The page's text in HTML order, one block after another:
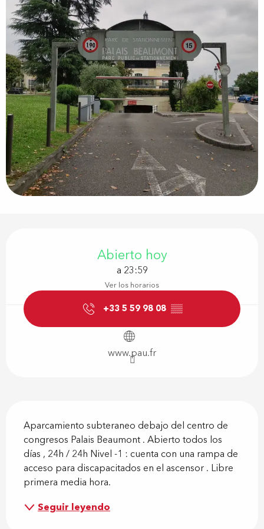
Abierto hoy
a 23:59
Ver los horarios
+33 5 59 98 08 ▒▒
www.pau.fr
Aparcamiento subteraneo debajo del centro de
congresos Palais Beaumont . Abierto todos los
días , 24h / 24h Nivel -1 : cuenta con una rampa de
acceso para discapacitados en el ascensor . Libre
primera media hora.
Seguir leyendo